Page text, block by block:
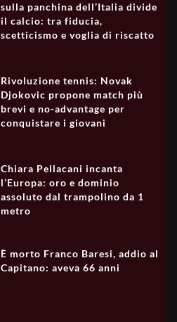
sulla panchina dell’Italia divide
il calcio: tra fiducia,
scetticismo e voglia di riscatto
Rivoluzione tennis: Novak
Djokovic propone match più
brevi e no-advantage per
conquistare i giovani
Chiara Pellacani incanta
l’Europa: oro e dominio
assoluto dal trampolino da 1
metro
È morto Franco Baresi, addio al
Capitano: aveva 66 anni